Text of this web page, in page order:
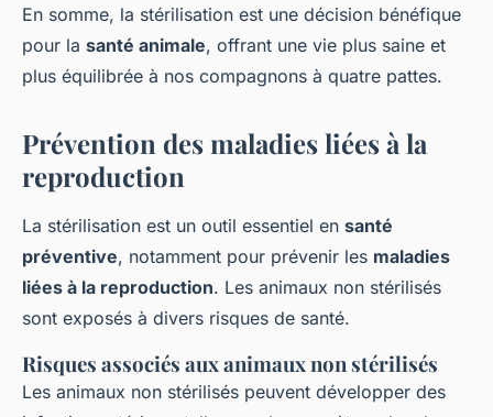
En somme, la stérilisation est une décision bénéfique
pour la santé animale, offrant une vie plus saine et
plus équilibrée à nos compagnons à quatre pattes.
Prévention des maladies liées à la
reproduction
La stérilisation est un outil essentiel en santé
préventive, notamment pour prévenir les maladies
liées à la reproduction. Les animaux non stérilisés
sont exposés à divers risques de santé.
Risques associés aux animaux non stérilisés
Les animaux non stérilisés peuvent développer des